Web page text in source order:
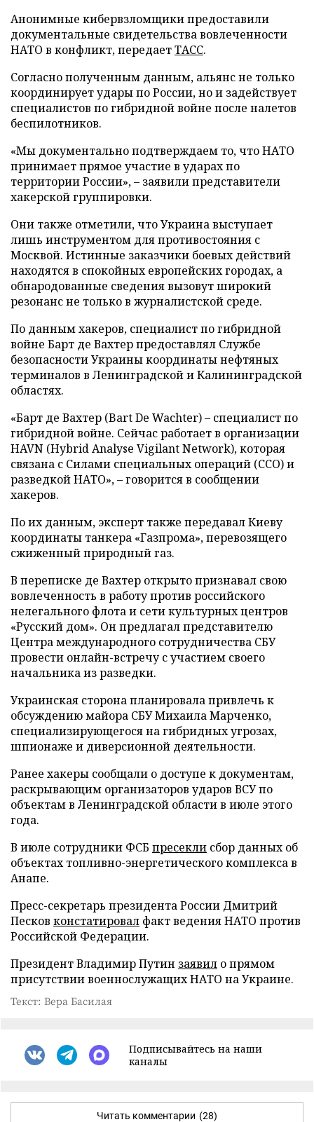
Анонимные кибервзломщики предоставили
документальные свидетельства вовлеченности
НАТО в конфликт, передаетТАСС.
Согласно полученным данным, альянс не только
координирует удары по России, но и задействует
специалистов по гибридной войне после налетов
беспилотников.
«Мы документально подтверждаем то, что НАТО
принимает прямое участие в ударах по
территории России», – заявили представители
хакерской группировки.
Они также отметили, что Украина выступает
лишь инструментом для противостояния с
Москвой. Истинные заказчики боевых действий
находятся в спокойных европейских городах, а
обнародованные сведения вызовут широкий
резонанс не только в журналистской среде.
По данным хакеров, специалист по гибридной
войне Барт де Вахтер предоставлял Службе
безопасности Украины координаты нефтяных
терминалов в Ленинградской и Калининградской
областях.
«Барт де Вахтер (Bart De Wachter) – специалист по
гибридной войне. Сейчас работает в организации
HAVN (Hybrid Analyse Vigilant Network), которая
связана с Силами специальных операций (ССО) и
разведкой НАТО», – говорится в сообщении
хакеров.
По их данным, эксперт также передавал Киеву
координаты танкера «Газпрома», перевозящего
сжиженный природный газ.
В переписке де Вахтер открыто признавал свою
вовлеченность в работу против российского
нелегального флота и сети культурных центров
«Русский дом». Он предлагал представителю
Центра международного сотрудничества СБУ
провести онлайн-встречу с участием своего
начальника из разведки.
Украинская сторона планировала привлечь к
обсуждению майора СБУ Михаила Марченко,
специализирующегося на гибридных угрозах,
шпионаже и диверсионной деятельности.
Ранее хакеры сообщали о доступе к документам,
раскрывающим организаторов ударов ВСУ по
объектам в Ленинградской области в июле этого
года.
В июле сотрудники ФСБ пресекли сбор данных об
объектах топливно-энергетического комплекса в
Анапе.
Пресс-секретарь президента России Дмитрий
Песков констатировал факт ведения НАТО против
Российской Федерации.
Президент Владимир Путин заявил о прямом
присутствии военнослужащих НАТО на Украине.
Текст: Вера Басилая
Подписывайтесь на наши
каналы
Читать комментарии (28)